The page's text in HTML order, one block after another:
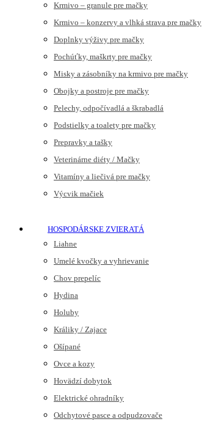
Krmivo – granule pre mačky
Krmivo – konzervy a vlhká strava pre mačky
Doplnky výživy pre mačky
Pochúťky, maškrty pre mačky
Misky a zásobníky na krmivo pre mačky
Obojky a postroje pre mačky
Pelechy, odpočívadlá a škrabadlá
Podstielky a toalety pre mačky
Prepravky a tašky
Veterinárne diéty / Mačky
Vitamíny a liečivá pre mačky
Výcvik mačiek
HOSPODÁRSKE ZVIERATÁ
Liahne
Umelé kvočky a vyhrievanie
Chov prepelíc
Hydina
Holuby
Králiky / Zajace
Ošípané
Ovce a kozy
Hovädzí dobytok
Elektrické ohradníky
Odchytové pasce a odpudzovače